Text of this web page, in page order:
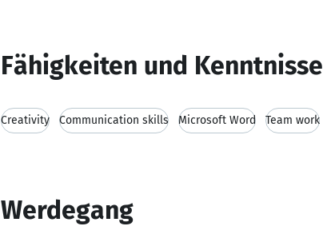
Fähigkeiten und Kenntnisse
Creativity Communication skills Microsoft Word Team work
Werdegang